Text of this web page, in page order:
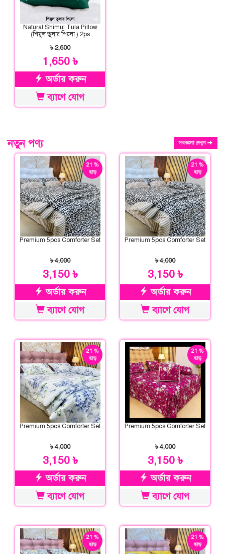
Natural Shimul Tula Pillow
(শিমুল তুলার পিলো ) 2ps
৳ 2,600
1,650 ৳
অর্ডার করুন
ব্যাগে যোগ
নতুন পণ্য সবগুলো দেখুন
21 %
ছাড়
Premium 5pcs Comforter Set
৳ 4,000
3,150 ৳
অর্ডার করুন
ব্যাগে যোগ
21 %
ছাড়
Premium 5pcs Comforter Set
৳ 4,000
3,150 ৳
অর্ডার করুন
ব্যাগে যোগ
21 %
ছাড়
Premium 5pcs Comforter Set
৳ 4,000
3,150 ৳
অর্ডার করুন
ব্যাগে যোগ
21 %
ছাড়
Premium 5pcs Comforter Set
৳ 4,000
3,150 ৳
অর্ডার করুন
ব্যাগে যোগ
21 %
ছাড়
21 %
ছাড়